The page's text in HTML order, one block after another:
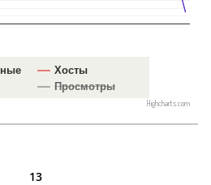
Хосты
Просмотры
Highcharts.com
13